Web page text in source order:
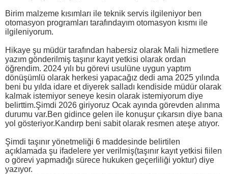
Birim malzeme kısımları ile teknik servis ilgileniyor ben
otomasyon programları tarafındayım otomasyon kısmı ile
ilgileniyorum.
Hikaye şu müdür tarafından habersiz olarak Mali hizmetlere
yazım gönderilmiş taşınır kayıt yetkisi olarak ordan
öğrendim. 2024 yılı bu görevi usulüne uygun yaptım
dönüşümlü olarak herkesi yapacağız dedi ama 2025 yılında
beni bu yılda idare et diyerek salladı kendiside müdür olarak
kalmak istemiyor seneye kesin olarak istemiyorum diye
belirttim.Şimdi 2026 giriyoruz Ocak ayında görevden alınma
durumu var.Ben gidince gelen ile konuşur çıkarsın diye bana
yol gösteriyor.Kandırp beni sabit olarak resmen ateşe atıyor.
Şimdi taşınır yönetmeliği 6 maddesinde belirtilen
açıklamada şu ifadelere yer verilmiş(taşınır kayıt yetkisi fiilen
o görevi yapmadığı sürece hukuken geçerliliği yoktur) diye
yazıyor.